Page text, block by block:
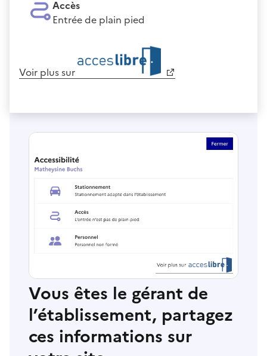
Accès
Entrée de plain pied
Voir plus sur
Vous êtes le gérant de
l’établissement, partagez
ces informations sur